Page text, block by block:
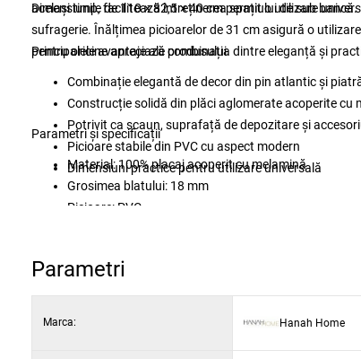
același timp, facilitează întreținerea spațiului de sub bancă.
Dimensiunile de 110 × 82,5 × 40 cm permit o utilizare
sufragerie. Înălțimea picioarelor de 31 cm asigură o
pentru oricine apreciază combinația dintre eleganță și
Principalele avantaje ale produsului
Combinație elegantă de decor din pin atlantic și
Construcție solidă din plăci aglomerate acoperite cu
Potrivit ca scaun, suprafață de depozitare și
Picioare stabile din PVC cu aspect modern
Dimensiuni practice pentru utilizare universală
Parametri și specificații
Material: 100% placaj acoperit cu melamină
Grosimea blatului: 18 mm
Picioare: PVC
Culoare: pin atlantic și bej
Parametri
Marca: Hanah Home